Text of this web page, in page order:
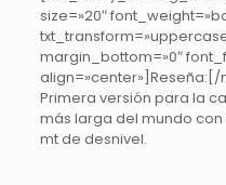
size=»20″
margin_bottom=»0″
Primera versión para la
más larga del mundo con
mt de desnivel.